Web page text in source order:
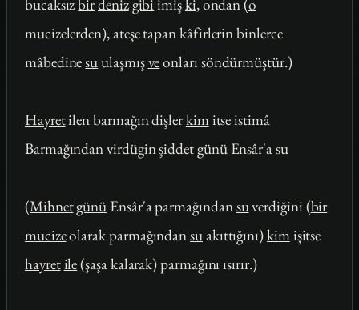
bucaksızbirdenizgibi imişki, ondan (o
mucizelerden), ateşe tapan kâfirlerin binlerce
mâbedinesuulaşmışveonları söndürmüştür.)
Hayretilen barmağın dişlerkimitse istimâ
Barmağından virdüginşiddetgünüEnsâr'asu
(Mihnetgünü Ensâr'a parmağındansuverdiğini (bir
mucizeolarak parmağındansuakıttığını)kimişitse
hayretile(şaşa kalarak) parmağını ısırır.)